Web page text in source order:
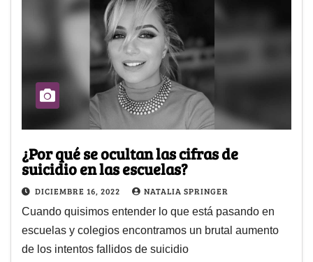
¿Por qué se ocultan las cifras de
suicidio en las escuelas?
DICIEMBRE 16, 2022 NATALIA SPRINGER
Cuando quisimos entender lo que está pasando en
escuelas y colegios encontramos un brutal aumento
de los intentos fallidos de suicidio